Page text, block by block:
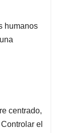
humanos
centrado,
el